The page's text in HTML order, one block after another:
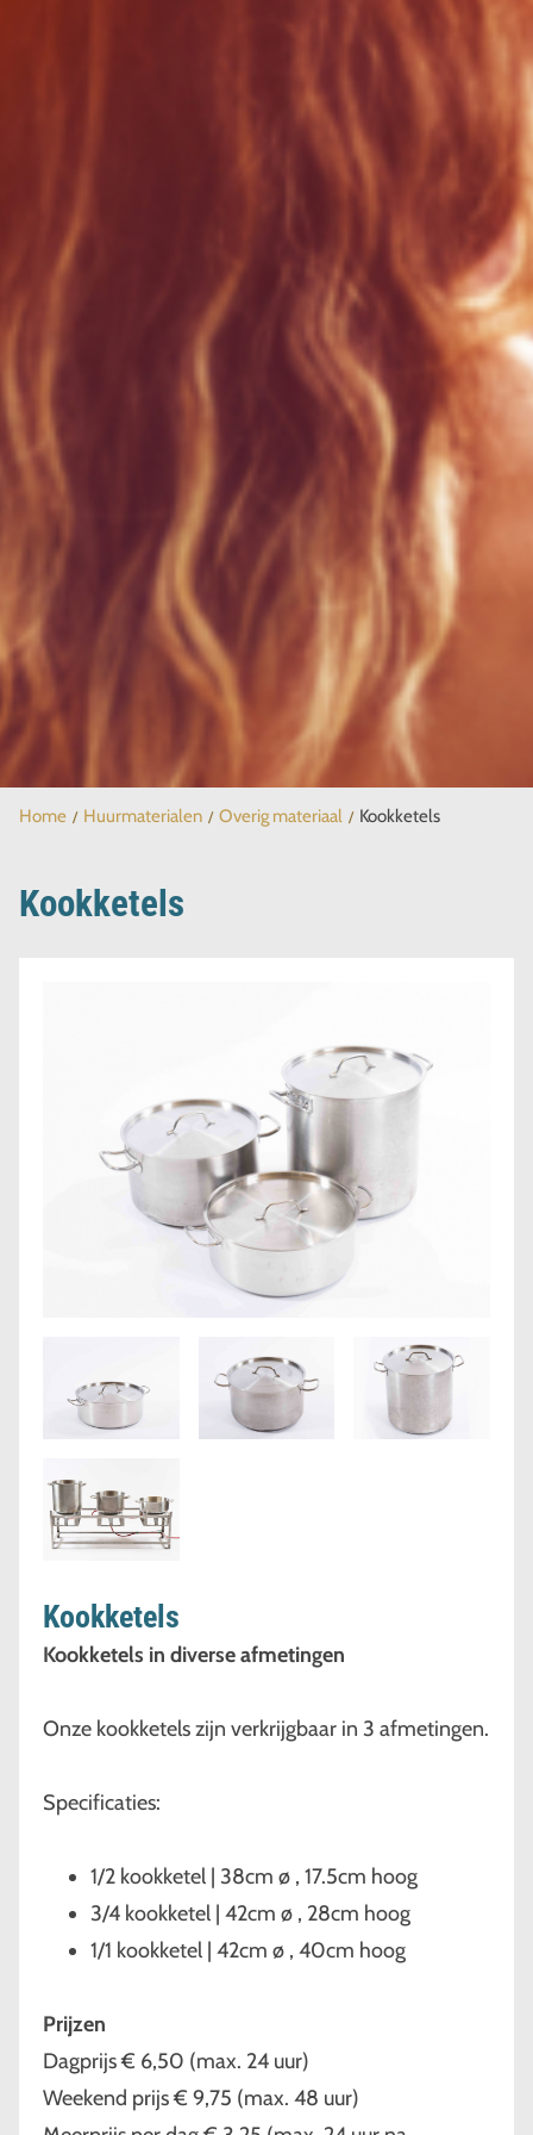
Home Huurmaterialen Overig materiaal Kookketels
Kookketels
Kookketels
Kookketels in diverse afmetingen
Onze kookketels zijn verkrijgbaar in 3 afmetingen.
Specificaties:
1/2 kookketel | 38cm ø , 17.5cm hoog
3/4 kookketel | 42cm ø , 28cm hoog
1/1 kookketel | 42cm ø , 40cm hoog
Prijzen
Dagprijs € 6,50 (max. 24 uur)
Weekend prijs € 9,75 (max. 48 uur)